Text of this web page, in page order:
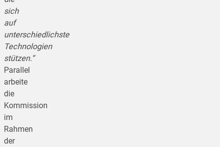
sich
auf
unterschiedlichste
Technologien
stützen.“
Parallel
arbeite
die
Kommission
im
Rahmen
der